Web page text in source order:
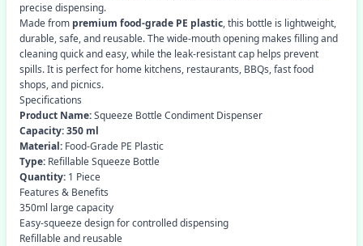
precise dispensing.
Made from premium food-grade PE plastic, this bottle is lightweight,
durable, safe, and reusable. The wide-mouth opening makes filling and
cleaning quick and easy, while the leak-resistant cap helps prevent
spills. It is perfect for home kitchens, restaurants, BBQs, fast food
shops, and picnics.
Specifications
Product Name:Squeeze Bottle Condiment Dispenser
Capacity:350 ml
Material: Food-Grade PE Plastic
Type: Refillable Squeeze Bottle
Quantity: 1 Piece
Features & Benefits
350ml large capacity
Easy-squeeze design for controlled dispensing
Refillable and reusable